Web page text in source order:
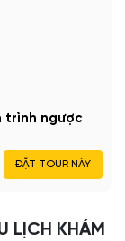
trình ngược
ĐẶT TOUR NÀY
LỊCH KHÁM